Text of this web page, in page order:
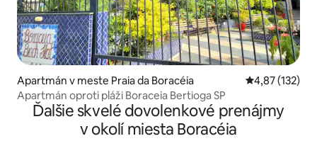
Apartmán v meste Praia da Boracéia Priemerné
4,87 (132)
Apartmán oproti pláži Boraceia Bertioga SP
Ďalšie skvelé dovolenkové prenájmy
v okolí miesta Boracéia